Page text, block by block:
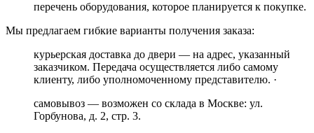
перечень оборудования, которое планируется к покупке.
Мы предлагаем гибкие варианты получения заказа:
курьерская доставка до двери — на адрес, указанный
заказчиком. Передача осуществляется либо самому
клиенту, либо уполномоченному представителю. ·
самовывоз — возможен со склада в Москве: ул.
Горбунова, д. 2, стр. 3.